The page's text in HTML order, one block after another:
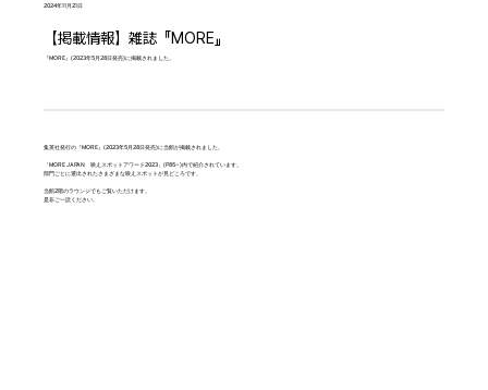
【掲載情報】雑誌『MORE』
『MORE』(2023年5月28日発売)に掲載されました。
2024年11月21日
集英社発行の『MORE』(2023年5月28日発売)に当館が掲載されました。
「MORE JAPAN 映えスポットアワード2023」(P85~)内で紹介されています。
部門ごとに選出されたさまざまな映えスポットが見どころです。
当館2階のラウンジでもご覧いただけます。
是非ご一読ください。